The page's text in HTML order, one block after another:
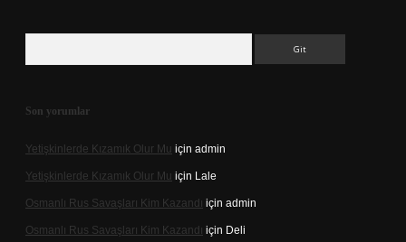
Son yorumlar
Yetişkinlerde Kızamık Olur Mu için admin
Yetişkinlerde Kızamık Olur Mu için Lale
Osmanlı Rus Savaşları Kim Kazandı için admin
Osmanlı Rus Savaşları Kim Kazandı için Deli